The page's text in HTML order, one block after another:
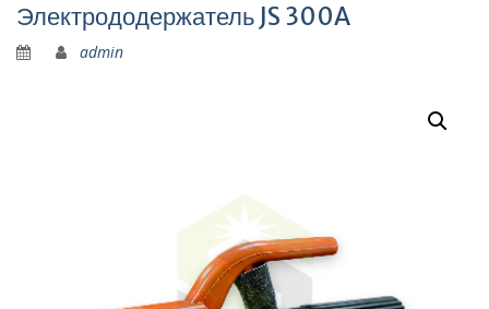
Электрододержатель JS 300A
admin